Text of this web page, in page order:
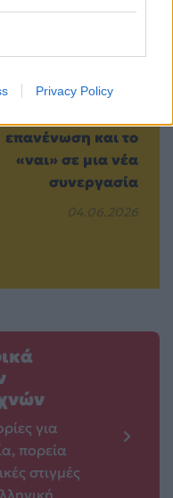
Privacy Policy
Rachel και Phoebe
επανένωση και το
«ναι» σε μια νέα
συνεργασία
04.06.2026
για
πορεία
στιγμές